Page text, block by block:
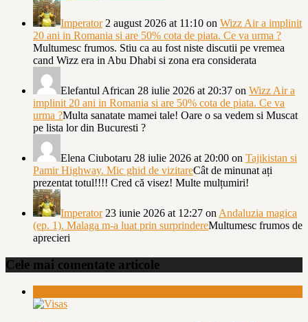
Imperator2 august 2026 at 11:10 on Wizz Air a implinit
20 ani in Romania si are 50% cota de piata. Ce va urma ?
Multumesc frumos. Stiu ca au fost niste discutii pe vremea
cand Wizz era in Abu Dhabi si zona era considerata
Elefantul African 28 iulie 2026 at 20:37 on Wizz Air a
implinit 20 ani in Romania si are 50% cota de piata. Ce va
urma ?Multa sanatate mamei tale! Oare o sa vedem si Muscat
pe lista lor din Bucuresti ?
Elena Ciubotaru 28 iulie 2026 at 20:00 on Tajikistan si
Pamir Highway. Mic ghid de vizitareCât de minunat ați
prezentat totul!!!! Cred că visez! Multe mulțumiri!
Imperator23 iunie 2026 at 12:27 on Andaluzia magica
(ep. 1). Malaga m-a luat prin surprindereMultumesc frumos de
aprecieri
Cele mai comentate articole